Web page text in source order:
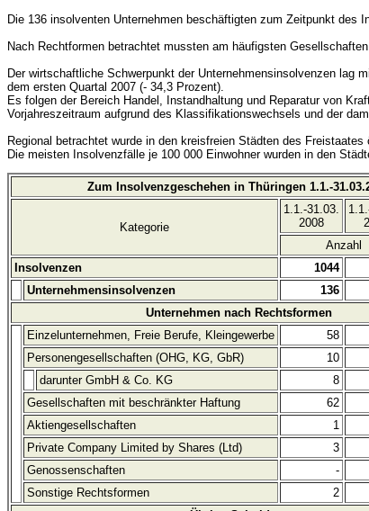
Die 136 insolventen Unternehmen beschäftigten zum Zeitpunkt des
Nach Rechtformen betrachtet mussten am häufigsten
Der wirtschaftliche Schwerpunkt der Unternehmensinsolvenzen lag
dem ersten Quartal 2007 (- 34,3 Prozent).
Es folgen der Bereich Handel, Instandhaltung und Reparatur von
Vorjahreszeitraum aufgrund des Klassifikationswechsels und der
Regional betrachtet wurde in den kreisfreien Städten des
Die meisten Insolvenzfälle je 100 000 Einwohner wurden in den
Zum Insolvenzgeschehen in Thüringen 1.1.-
Kategorie
1.1.-31.03.
2008
Anzahl
Insolvenzen
1044
Unternehmensinsolvenzen
136
Unternehmen nach Rechtsformen
Einzelunternehmen, Freie Berufe, Kleingewerbe
58
Personengesellschaften (OHG, KG, GbR)
10
darunter GmbH & Co. KG
8
Gesellschaften mit beschränkter Haftung
62
Aktiengesellschaften
1
Private Company Limited by Shares (Ltd)
3
Genossenschaften
-
Sonstige Rechtsformen
2